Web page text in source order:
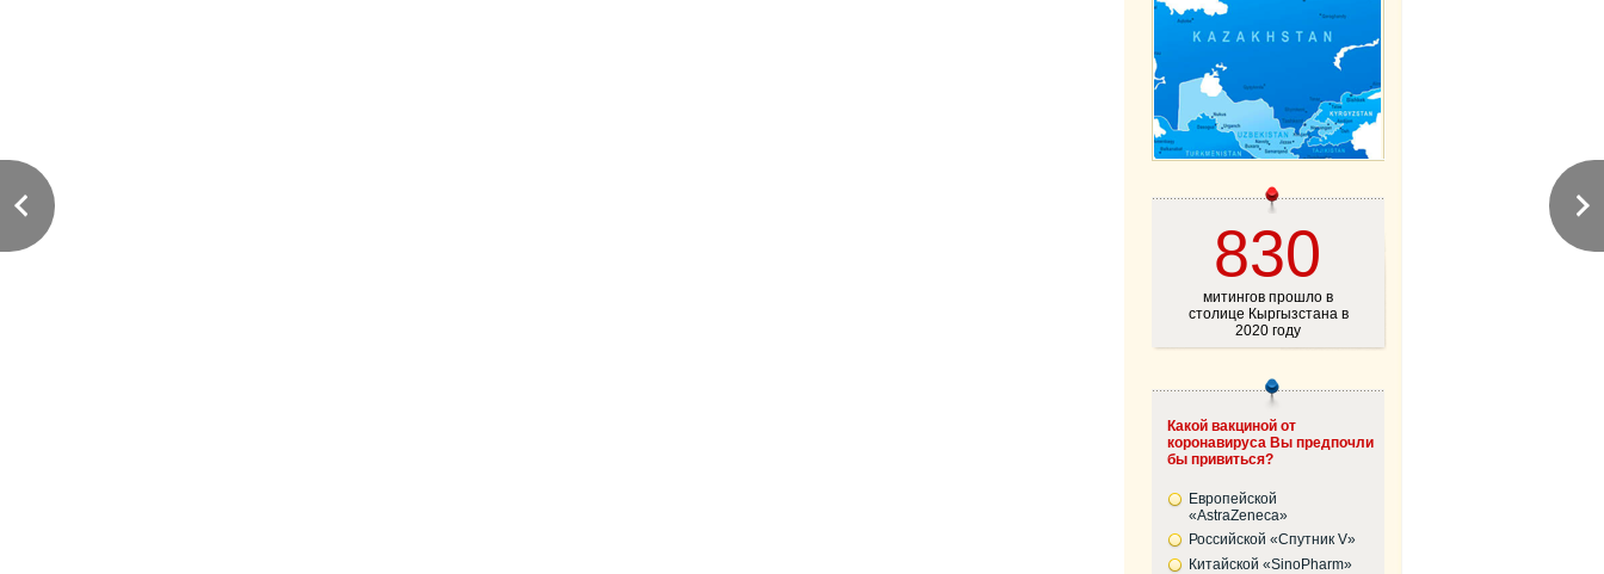
830
митингов прошло в
столице Кыргызстана в
2020 году
Какой вакциной от
коронавируса Вы предпочли
бы привиться?
Европейской
«AstraZeneca»
Российской «Спутник V»
Китайской «SinoPharm»